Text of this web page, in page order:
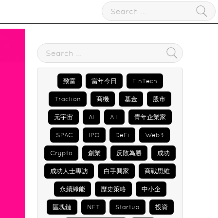
致富 當年今日 FinTech
Traction 商機 基金 股市
元宇宙 AI A.I. 青年企業家
SPAC IPO DeFi Web3
Crypto 創業 反敗為勝 成功
成功人士專訪 白手興家 商戰思維
永續綠能 歷史策略 中小企
區塊鏈 NFT Startup 投資